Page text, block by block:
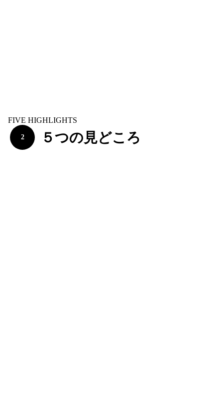
FIVE HIGHLIGHTS
2 ５つの見どころ